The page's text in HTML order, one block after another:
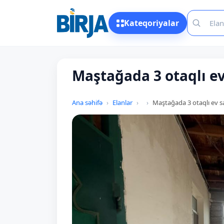
Kateqoriyalar
Maştağada 3 otaqlı
Ana səhifə Elanlar Maştağada 3 otaqlı ev